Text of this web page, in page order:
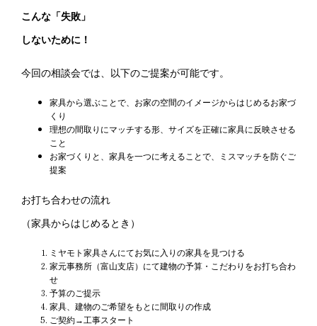
こんな「失敗」
しないために！
今回の相談会では、以下のご提案が可能です。
家具から選ぶことで、お家の空間のイメージからはじめるお家づ
くり
理想の間取りにマッチする形、サイズを正確に家具に反映させる
こと
お家づくりと、家具を一つに考えることで、ミスマッチを防ぐご
提案
お打ち合わせの流れ
（家具からはじめるとき）
ミヤモト家具さんにてお気に入りの家具を見つける
家元事務所（富山支店）にて建物の予算・こだわりをお打ち合わ
せ
予算のご提示
家具、建物のご希望をもとに間取りの作成
ご契約→工事スタート